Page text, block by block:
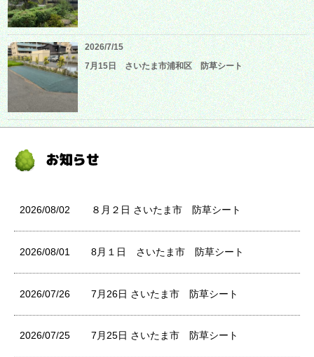
2026/7/15
7月15日 さいたま市浦和区 防草シート
2026/08/02 ８月２日 さいたま市 防草シート
2026/08/01 8月１日 さいたま市 防草シート
2026/07/26 7月26日 さいたま市 防草シート
2026/07/25 7月25日 さいたま市 防草シート